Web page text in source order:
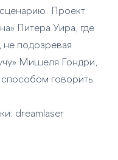
Проект
Питера Уира, где
не подозревая
Мишеля Гондри,
говорить
dreamlaser